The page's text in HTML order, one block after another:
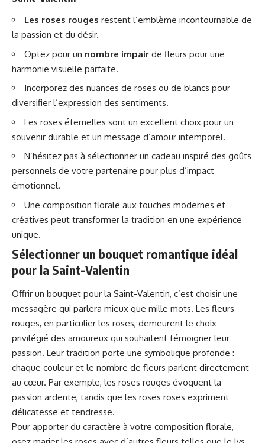
Les roses rouges restent l’emblème incontournable de
la passion et du désir.
Optez pour un nombre impair de fleurs pour une
harmonie visuelle parfaite.
Incorporez des nuances de roses ou de blancs pour
diversifier l’expression des sentiments.
Les roses éternelles sont un excellent choix pour un
souvenir durable et un message d’amour intemporel.
N’hésitez pas à sélectionner un cadeau inspiré des goûts
personnels de votre partenaire pour plus d’impact
émotionnel.
Une composition florale aux touches modernes et
créatives peut transformer la tradition en une expérience
unique.
Sélectionner un bouquet romantique idéal
pour la Saint-Valentin
Offrir un bouquet pour la Saint-Valentin, c’est choisir une
messagère qui parlera mieux que mille mots. Les fleurs
rouges, en particulier les roses, demeurent le choix
privilégié des amoureux qui souhaitent témoigner leur
passion. Leur tradition porte une symbolique profonde :
chaque couleur et le nombre de fleurs parlent directement
au cœur. Par exemple, les roses rouges évoquent la
passion ardente, tandis que les roses roses expriment
délicatesse et tendresse.
Pour apporter du caractère à votre composition florale,